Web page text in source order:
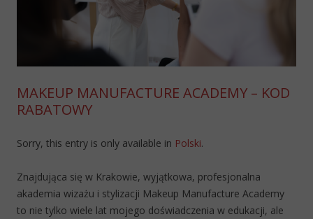
MAKEUP MANUFACTURE ACADEMY – KOD
RABATOWY
Sorry, this entry is only available in Polski.
Znajdująca się w Krakowie, wyjątkowa, profesjonalna
akademia wizażu i stylizacji Makeup Manufacture Academy
to nie tylko wiele lat mojego doświadczenia w edukacji, ale